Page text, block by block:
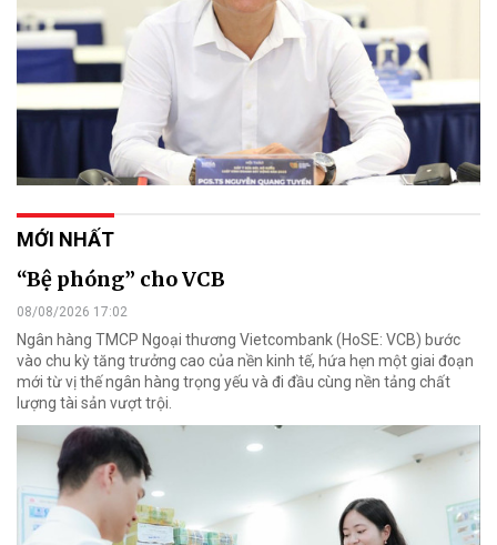
MỚI NHẤT
“Bệ phóng” cho VCB
08/08/2026 17:02
Ngân hàng TMCP Ngoại thương Vietcombank (HoSE: VCB) bước
vào chu kỳ tăng trưởng cao của nền kinh tế, hứa hẹn một giai đoạn
mới từ vị thế ngân hàng trọng yếu và đi đầu cùng nền tảng chất
lượng tài sản vượt trội.